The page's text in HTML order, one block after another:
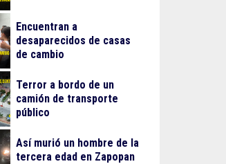
Encuentran a
desaparecidos de casas
de cambio
Terror a bordo de un
camión de transporte
público
Así murió un hombre de la
tercera edad en Zapopan